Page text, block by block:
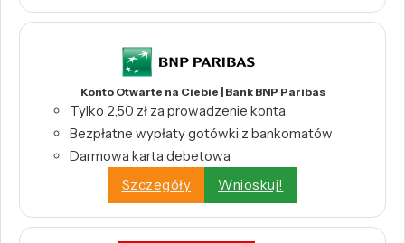
Konto Otwarte na Ciebie | Bank BNP Paribas
Tylko 2,50 zł za prowadzenie konta
Bezpłatne wypłaty gotówki z bankomatów
Darmowa karta debetowa
Szczegóły
Wnioskuj!